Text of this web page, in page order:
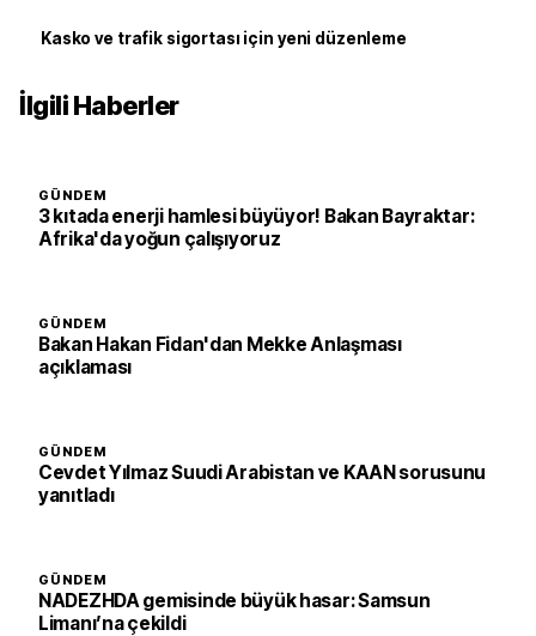
Kasko ve trafik sigortası için yeni düzenleme
İlgili Haberler
GÜNDEM
3 kıtada enerji hamlesi büyüyor! Bakan Bayraktar:
Afrika'da yoğun çalışıyoruz
GÜNDEM
Bakan Hakan Fidan'dan Mekke Anlaşması
açıklaması
GÜNDEM
Cevdet Yılmaz Suudi Arabistan ve KAAN sorusunu
yanıtladı
GÜNDEM
NADEZHDA gemisinde büyük hasar: Samsun
Limanı’na çekildi